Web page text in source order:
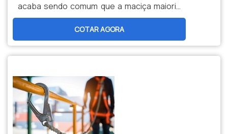
acaba sendo comum que a maciça maioria
delas demande o uso de motores elétricos.
Aliás, é justamente neste situação que
surge a – alta – seriedade do método de
rebobinamento de motores.O SERVIÇO
MOTORESNo que consiste o procedimento
de rebobinamento de motores P...
COTAR AGORA